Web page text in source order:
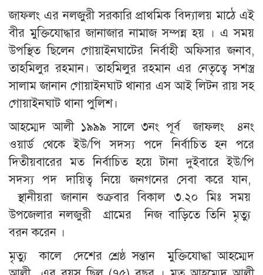
জাফলং এর নলজুরী সরকারি প্রাথমিক বিদ্যালয় মাঠে এই
বীর মুক্তিযোদ্ধার জানাজার নামাজ সম্পন্ন হয় । এ সময়
উপস্থিত ছিলেন গোয়াইনঘাটের নির্বাহী অফিসার জনাব,
তাহমিলুর রহমান। তাহমিলুর রহমান এর নেতৃত্বে সশস্ত্র
সালাম জানান গোয়াইনঘাট থানার এস আই লিটন রায় সহ
গোয়াইনঘাট থানা পুলিশ।
আহম্মেদ আলী ১৯৯৯ সালে ৩নং পূর্ব জাফলং ৪নং
ওয়ার্ড থেকে ইউ/পি সদস্য পদে নির্বাচিত হন পরে
দিতীয়বারের মত নির্বাচিত হয়ে টানা দুইবারে ইউ/পি
সদস্য পদ দায়িত্ব নিয়ে জনগনের সেবা করে যান,
স্থানীয়রা জানান শুক্রবার বিকাল ৩.২০ মিঃ সময়
উপজেলার নলজুরী গ্রামের নিজ বাড়িতে তিনি মৃত্যু
বরন করেন ।
মৃত্যু কালে দেশের শ্রেষ্ঠ সন্তান মুক্তিযোদ্ধা আহম্মেদ